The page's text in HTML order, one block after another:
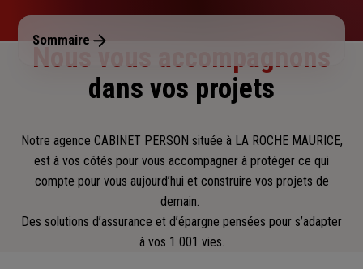
Dimanche : Fermé
Sommaire
Nous vous accompagnons
dans vos projets
Notre agence CABINET PERSON située à LA ROCHE MAURICE,
est à vos côtés pour vous accompagner à protéger ce qui
compte pour vous aujourd’hui et construire vos projets de
demain.
Des solutions d’assurance et d’épargne pensées pour s’adapter
à vos 1 001 vies.